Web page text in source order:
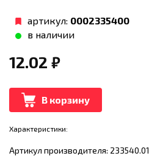
артикул: 0002335400
в наличии
12.02 ₽
В корзину
Характеристики:
Артикул производителя: 233540.01